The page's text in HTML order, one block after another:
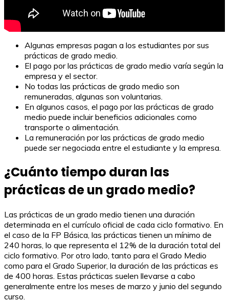
Algunas empresas pagan a los estudiantes por sus
prácticas de grado medio.
El pago por las prácticas de grado medio varía según la
empresa y el sector.
No todas las prácticas de grado medio son
remuneradas, algunas son voluntarias.
En algunos casos, el pago por las prácticas de grado
medio puede incluir beneficios adicionales como
transporte o alimentación.
La remuneración por las prácticas de grado medio
puede ser negociada entre el estudiante y la empresa.
¿Cuánto tiempo duran las
prácticas de un grado medio?
Las prácticas de un grado medio tienen una duración
determinada en el currículo oficial de cada ciclo formativo. En
el caso de la FP Básica, las prácticas tienen un mínimo de
240 horas, lo que representa el 12% de la duración total del
ciclo formativo. Por otro lado, tanto para el Grado Medio
como para el Grado Superior, la duración de las prácticas es
de 400 horas. Estas prácticas suelen llevarse a cabo
generalmente entre los meses de marzo y junio del segundo
curso.